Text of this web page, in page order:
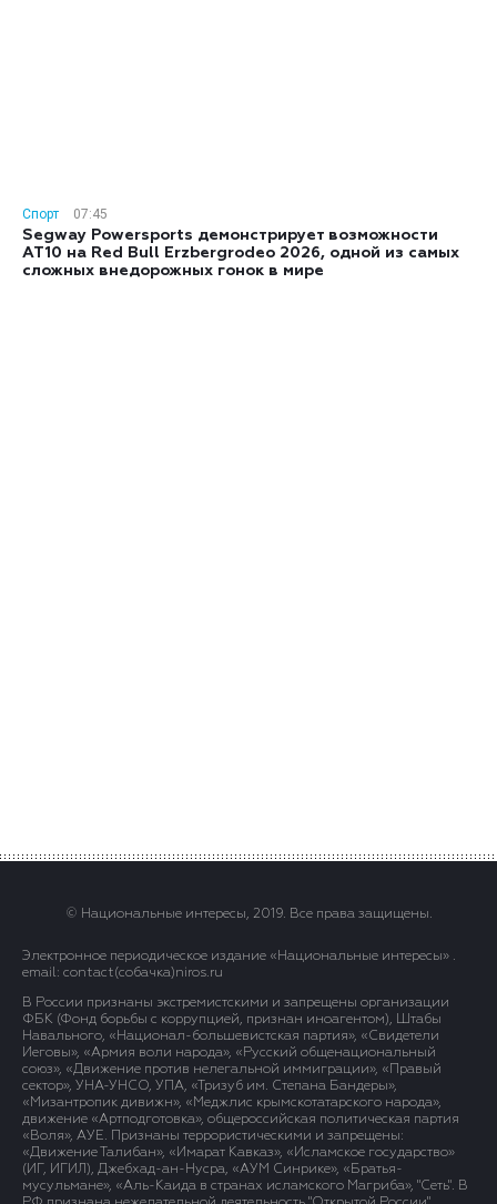
Спорт
07:45
Segway Powersports демонстрирует возможности
AT10 на Red Bull Erzbergrodeo 2026, одной из самых
сложных внедорожных гонок в мире
© Национальные интересы, 2019. Все права защищены.
Электронное периодическое издание «Национальные интересы» .
email: contact(сoбaчка)niros.ru
В России признаны экстремистскими и запрещены организации
ФБК (Фонд борьбы с коррупцией, признан иноагентом), Штабы
Навального, «Национал-большевистская партия», «Свидетели
Иеговы», «Армия воли народа», «Русский общенациональный
союз», «Движение против нелегальной иммиграции», «Правый
сектор», УНА-УНСО, УПА, «Тризуб им. Степана Бандеры»,
«Мизантропик дивижн», «Меджлис крымскотатарского народа»,
движение «Артподготовка», общероссийская политическая партия
«Воля», АУЕ. Признаны террористическими и запрещены:
«Движение Талибан», «Имарат Кавказ», «Исламское государство»
(ИГ, ИГИЛ), Джебхад-ан-Нусра, «АУМ Синрике», «Братья-
мусульмане», «Аль-Каида в странах исламского Магриба», "Сеть". В